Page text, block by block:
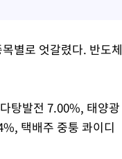
별로 엇갈렸다. 반도체
탕발전 7.00%, 태양광
택배주 중퉁 콰이디